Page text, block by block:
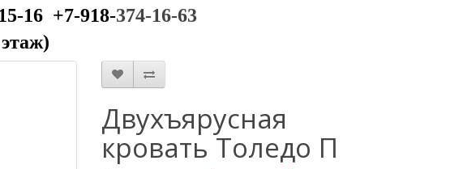
16 +7-918-374-16-63
Двухъярусная
кровать Толедо П